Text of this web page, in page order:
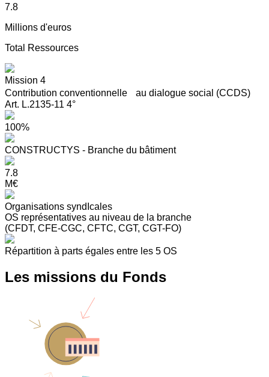
7.8
Millions d'euros
Total Ressources
Mission 4
Contribution conventionnelle au dialogue social (CCDS)
Art. L.2135-11 4°
100%
CONSTRUCTYS - Branche du bâtiment
7.8
M€
Organisations syndIcales
OS représentatives au niveau de la branche
(CFDT, CFE-CGC, CFTC, CGT, CGT-FO)
Répartition à parts égales entre les 5 OS
Les missions du Fonds